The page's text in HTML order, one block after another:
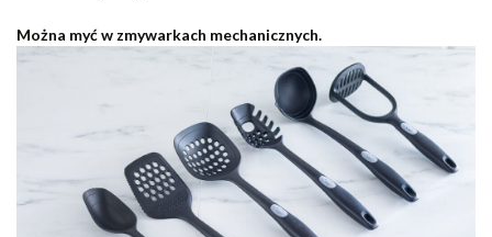
Można myć w zmywarkach mechanicznych.